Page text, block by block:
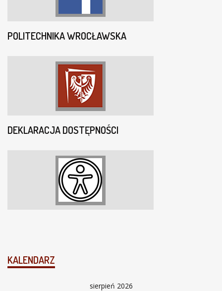
POLITECHNIKA WROCŁAWSKA
DEKLARACJA DOSTĘPNOŚCI
KALENDARZ
sierpień 2026